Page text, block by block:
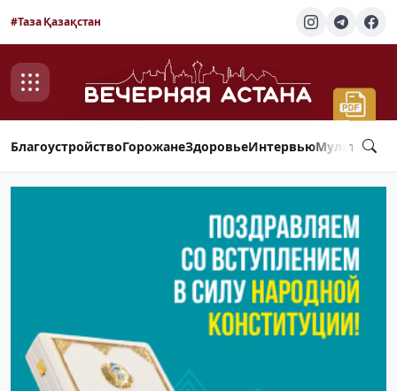
#Таза Қазақстан
БлагоустройствоГорожанеЗдоровьеИнтервью